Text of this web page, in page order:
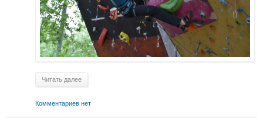
Читать далее
Комментариев нет